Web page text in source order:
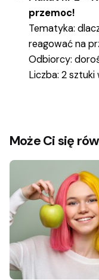
przemoc!
Tematyka:
reagować na
Odbiorcy:
Liczba: 2
Może Ci się